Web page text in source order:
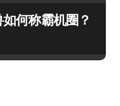
何称霸机圈？